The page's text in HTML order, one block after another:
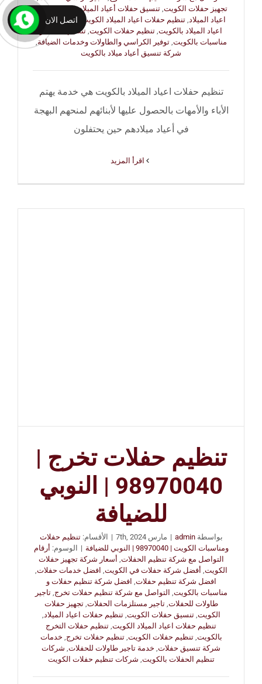
تجهيز حفلات الكويت, تنسيق حفلات أعياد الميلاد,تنظيم حفلات
اعياد الميلاد,تنظيم حفلات اعياد الميلاد الكويت
تنظيم حفلات
اعياد الميلاد بالكويت, تنظيم حفلات الكويت, تنظيم حفلات و
مناسبات بالكويت,توفير الكراسي والطاولات وخدمات الضيافة,
شركة تنسيق أعياد ميلاد بالكويت
تنظيم حفلات اعياد الميلاد بالكويت هي خدمة يهتم
الأباء والأمهات بالحصول عليها لأبنائهم لمنحهم البهجة
في أعياد ميلادهم حين يحتفلون
تنظيم حفلات تخرج |
98970040 | النوبي
للضيافة
بواسطةadmin
| مارس 7th, 2024 | الأقسام:تنظيم حفلات
ومناسبات الكويت | 98970040 | النوبي للضيافة
| الوسوم: أرقام
التواصل مع شركة تنظيم الحفلات, أسعار شركة تجهيز حفلات
الكويت, أفضل شركة حفلات في الكويت, افضل خدمات حفلات,
افضل شركة تنظيم حفلات, افضل شركة تنظيم حفلات و
مناسبات بالكويت, التواصل مع شركة تنظيم حفلات تخرج,تاجير
طاولات للحفلات,تاجير مستلزمات الحفلات,تجهيز حفلات
الكويت,تنسيق حفلات الكويت,تنظيم حفلات اعياد الميلاد,
تنظيم حفلات اعياد الميلاد الكويت, تنظيم حفلات التخرج
بالكويت,تنظيم حفلات الكويت,تنظيم حفلات تخرج, خدمات
شركة تنسيق حفلات, خدمة تاجير طاولات للحفلات, شركات
تنظيم الحفلات بالكويت, شركات تنظيم حفلات الكويت
اتصل الان